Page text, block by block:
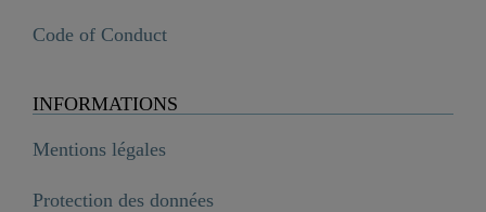
Code of Conduct
INFORMATIONS
Mentions légales
Protection des données